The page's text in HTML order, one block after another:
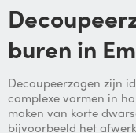
Decoupeerzaag huren van je
buren in
Decoupeerzagen zijn
complexe vormen in
maken van korte
bijvoorbeeld het